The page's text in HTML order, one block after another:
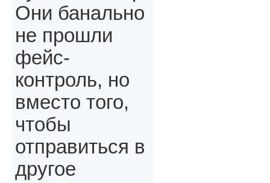
Они банально
не прошли
фейс-
контроль, но
вместо того,
чтобы
отправиться в
другое